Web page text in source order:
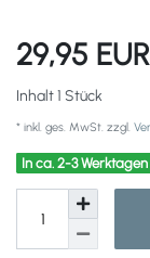
29,95 EUR
Inhalt1 Stück
* inkl. ges. MwSt. zzgl.
In ca. 2-3 Werktagen